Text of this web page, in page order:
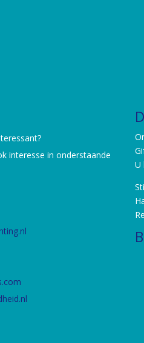
interesse in onderstaande
U